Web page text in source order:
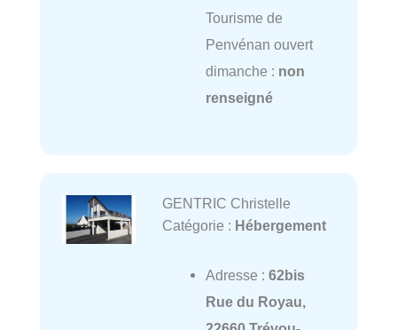
Tourisme de
Penvénan ouvert
dimanche : non
renseigné
GENTRIC Christelle
Catégorie : Hébergement
Adresse : 62bis
Rue du Royau,